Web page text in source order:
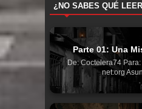
¿NO SABES QUÉ
Parte 01: Una
De: Coctelera74
net.org